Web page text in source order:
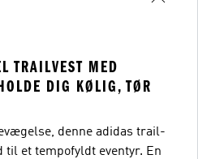
TRAILVEST MED
DIG KØLIG, TØR
denne adidas trail-
til et tempofyldt eventyr. En